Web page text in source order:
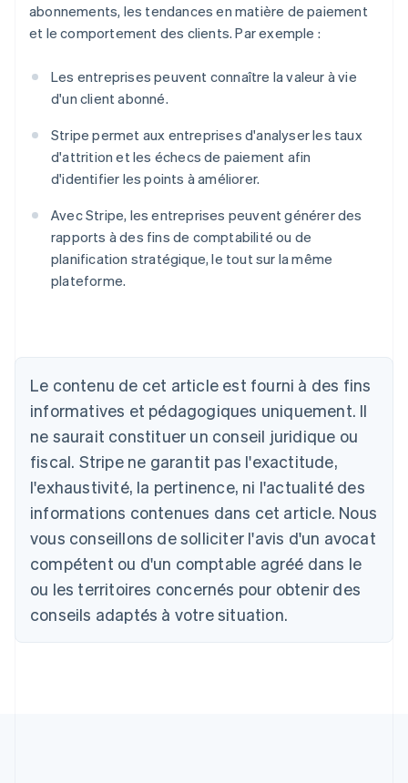
abonnements, les tendances en matière de paiement
et le comportement des clients. Par exemple :
Les entreprises peuvent connaître la valeur à vie
d'un client abonné.
Stripe permet aux entreprises d'analyser les taux
d'attrition et les échecs de paiement afin
d'identifier les points à améliorer.
Avec Stripe, les entreprises peuvent générer des
rapports à des fins de comptabilité ou de
planification stratégique, le tout sur la même
plateforme.
Le contenu de cet article est fourni à des fins
informatives et pédagogiques uniquement. Il
ne saurait constituer un conseil juridique ou
fiscal. Stripe ne garantit pas l'exactitude,
l'exhaustivité, la pertinence, ni l'actualité des
informations contenues dans cet article. Nous
vous conseillons de solliciter l'avis d'un avocat
compétent ou d'un comptable agréé dans le
ou les territoires concernés pour obtenir des
conseils adaptés à votre situation.
Australie
Autriche
DeutschEnglish
Belgique
Nederlands FrançaisDeutsch English
Brésil
PortuguêsEnglish
English
Canada
English Français
Chine continentale
简体中文English
Chypre
Croatie